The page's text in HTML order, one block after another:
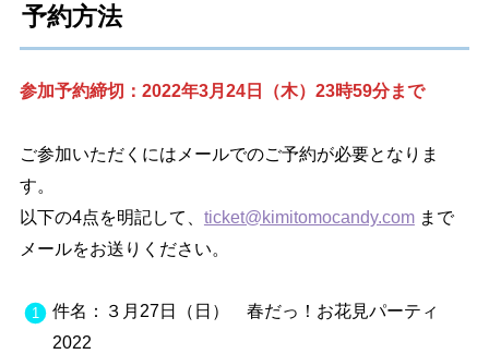
予約方法
参加予約締切：2022年3月24日（木）23時59分まで
ご参加いただくにはメールでのご予約が必要となりま
す。
以下の4点を明記して、 ticket@kimitomocandy.comまで
メールをお送りください。
件名：３月27日（日） 春だっ！お花見パーティ
2022